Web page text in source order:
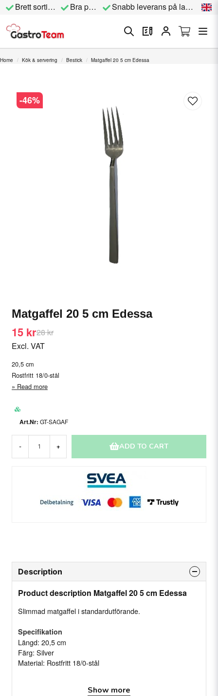
Brett sortiment Bra priser Snabb leverans på lagervara
Home Kök & servering Bestick Matgaffel 20 5 cm Edessa
-46%
Matgaffel 20 5 cm Edessa
28 kr
15 kr
Excl. VAT
20,5 cm
Rostfritt 18/0-stål
Read more
GT-SAGAF
- + ADD TO CART
Description
Product description Matgaffel 20 5 cm Edessa
Slimmad matgaffel i standardutförande.
Specifikation
Längd: 20,5 cm
Färg: Silver
Material: Rostfritt 18/0-stål
Show more